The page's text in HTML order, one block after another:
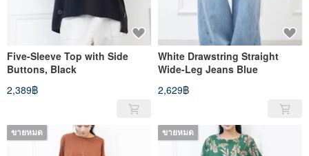
Five-Sleeve Top with Side
Buttons, Black
2,389฿
White Drawstring Straight
Wide-Leg Jeans Blue
2,629฿
ขายหมด ขายหมด